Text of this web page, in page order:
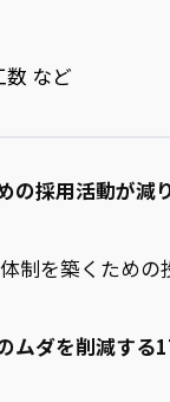
など
の採用活動が減
制を築くための
ムダを削減する